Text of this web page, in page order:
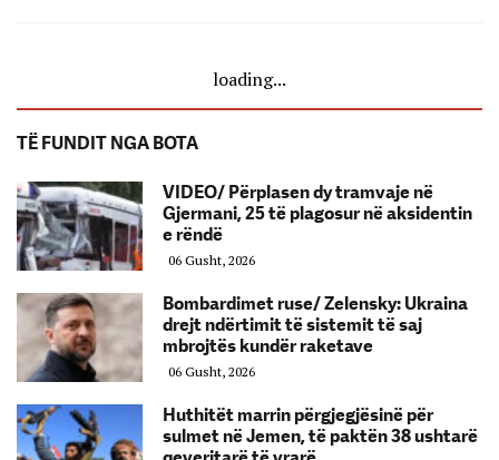
loading...
TË FUNDIT NGA BOTA
VIDEO/ Përplasen dy tramvaje në
Gjermani, 25 të plagosur në aksidentin
e rëndë
06 Gusht, 2026
Bombardimet ruse/ Zelensky: Ukraina
drejt ndërtimit të sistemit të saj
mbrojtës kundër raketave
06 Gusht, 2026
Huthitët marrin përgjegjësinë për
sulmet në Jemen, të paktën 38 ushtarë